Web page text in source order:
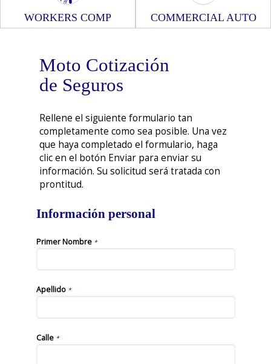
WORKERS COMP COMMERCIAL AUTO
Moto Cotización
de Seguros
Rellene el siguiente formulario tan
completamente como sea posible. Una vez
que haya completado el formulario, haga
clic en el botón Enviar para enviar su
información. Su solicitud será tratada con
prontitud.
Información personal
Primer Nombre *
Apellido*
Calle*